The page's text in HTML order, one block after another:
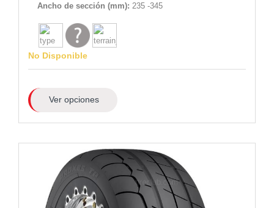
Ancho de sección (mm): 235 -345
No Disponible
Ver opciones